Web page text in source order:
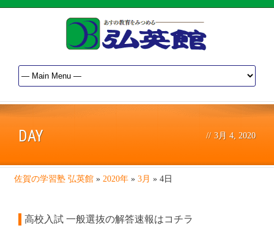
DAY // 3月 4, 2020
佐賀の学習塾 弘英館 » 2020年 » 3月 » 4日
高校入試 一般選抜の解答速報はコチラ